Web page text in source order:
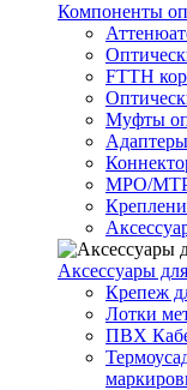
Компоненты
FTTH
Муфты
MPO/
Аксессуары
Крепеж
Лотки
ПВХ